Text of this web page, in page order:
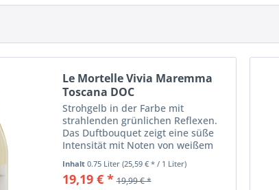
Le Mortelle Vivia Maremma
Toscana DOC
Strohgelb in der Farbe mit
strahlenden grünlichen Reflexen.
Das Duftbouquet zeigt eine süße
Intensität mit Noten von weißem
Pfirsich, Ananas und Zitrone gefolgt
von delikaten Anklängen an weiße
Lindenblüten. Am Gaumen ist der
Inhalt 0.75 Liter (25,59 € * / 1 Liter)
19,19 € * 19,99 € *